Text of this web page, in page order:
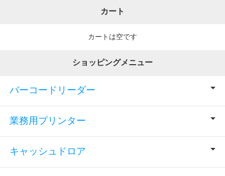
カート
カートは空です
ショッピングメニュー
バーコードリーダー
業務用プリンター
キャッシュドロア